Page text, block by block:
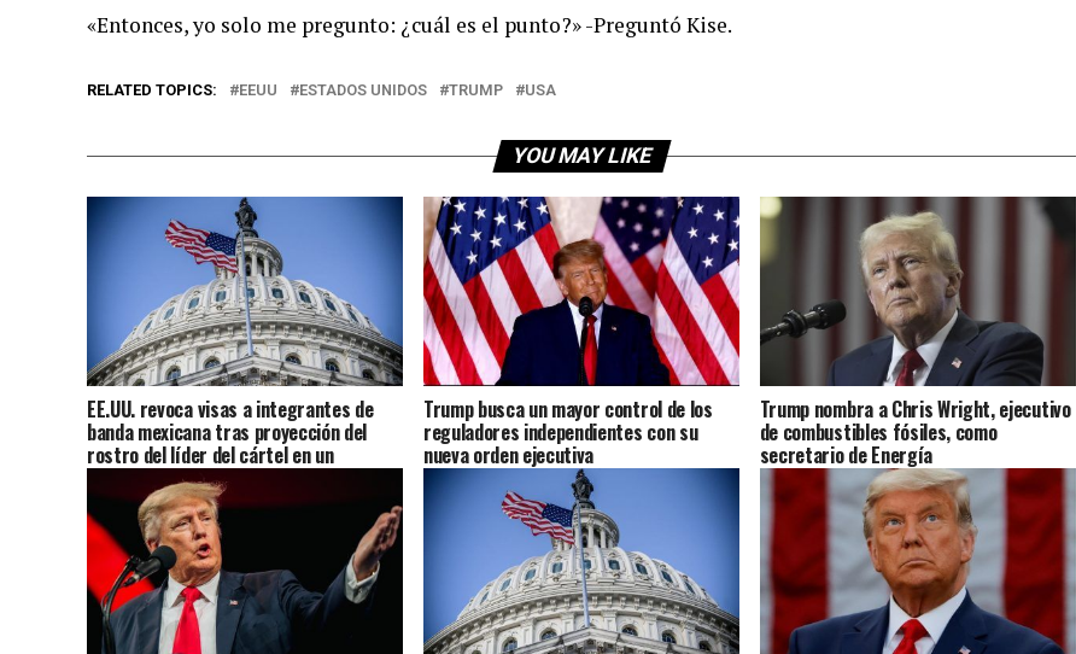
«Entonces, yo solo me pregunto: ¿cuál es el punto?» -Preguntó Kise.
RELATED TOPICS: EEUU ESTADOS UNIDOS TRUMP USA
YOU MAY LIKE
EE.UU. revoca visas a integrantes de
banda mexicana tras proyección del
rostro del líder del cártel en un
concierto
Trump busca un mayor control de los
reguladores independientes con su
nueva orden ejecutiva
Trump nombra a Chris Wright, ejecutivo
de combustibles fósiles, como
secretario de Energía